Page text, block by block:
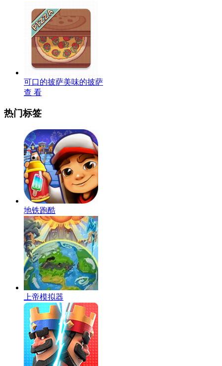
可口的披萨美味的披萨
查 看
热门标签
地铁跑酷
上帝模拟器